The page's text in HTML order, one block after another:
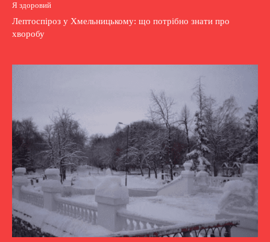
Я здоровий
Лептоспіроз у Хмельницькому: що потрібно знати про
хворобу